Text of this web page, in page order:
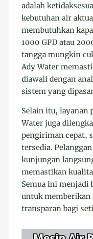
adalah
kebutuhan air
membutuhkan
1000 GPD atau
tangga mungkin
Ady Water
diawali dengan
sistem yang
Selain itu, layanan
Water juga
pengiriman cepat,
tersedia.
kunjungan
memastikan
Semua ini menjadi
untuk memberikan
transparan bagi